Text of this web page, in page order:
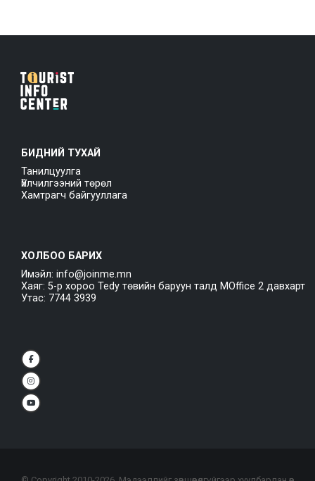
БИДНИЙ ТУХАЙ
Танилцуулга
Үйлчилгээний төрөл
Хамтрагч байгууллага
ХОЛБОО БАРИХ
Имэйл: info@joinme.mn
Хаяг: 5-р хороо Tedy төвийн баруун талд MOffice 2 давхарт
Утас: 7744 3939